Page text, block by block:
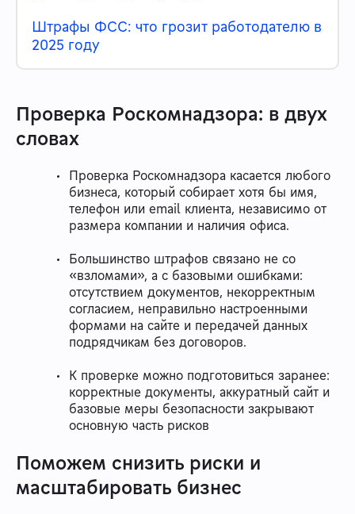
Штрафы ФСС: что грозит работодателю в
2025 году
Проверка Роскомнадзора: в двух
словах
Проверка Роскомнадзора касается любого
бизнеса, который собирает хотя бы имя,
телефон или email клиента, независимо от
размера компании и наличия офиса.
Большинство штрафов связано не со
«взломами», а с базовыми ошибками:
отсутствием документов, некорректным
согласием, неправильно настроенными
формами на сайте и передачей данных
подрядчикам без договоров.
К проверке можно подготовиться заранее:
корректные документы, аккуратный сайт и
базовые меры безопасности закрывают
основную часть рисков
Поможем снизить риски и
масштабировать бизнес